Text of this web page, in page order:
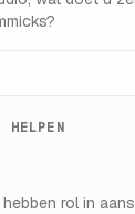
rol in